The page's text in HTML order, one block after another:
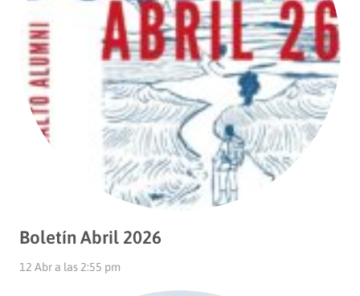
Boletín Abril 2026
12 Abr a las 2:55 pm